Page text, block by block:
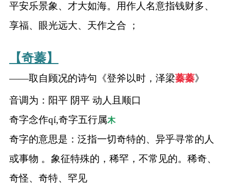
平安乐景象、才大如海。用作人名意指钱财多、
享福、眼光远大、天作之合 ；
【奇蓁】
——取自顾况的诗句《登斧以时，泽梁蓁蓁》
音调为：阳平 阴平 动人且顺口
奇字念作qí,奇字五行属木
奇字的意思是：泛指一切奇特的、异乎寻常的人
或事物 。象征特殊的，稀罕，不常见的。稀奇、
奇怪、奇特、罕见